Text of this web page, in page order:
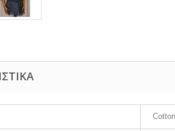
Cotton